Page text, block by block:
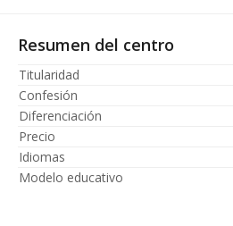
Resumen del centro
Titularidad
Confesión
Diferenciación
Precio
Idiomas
Modelo educativo